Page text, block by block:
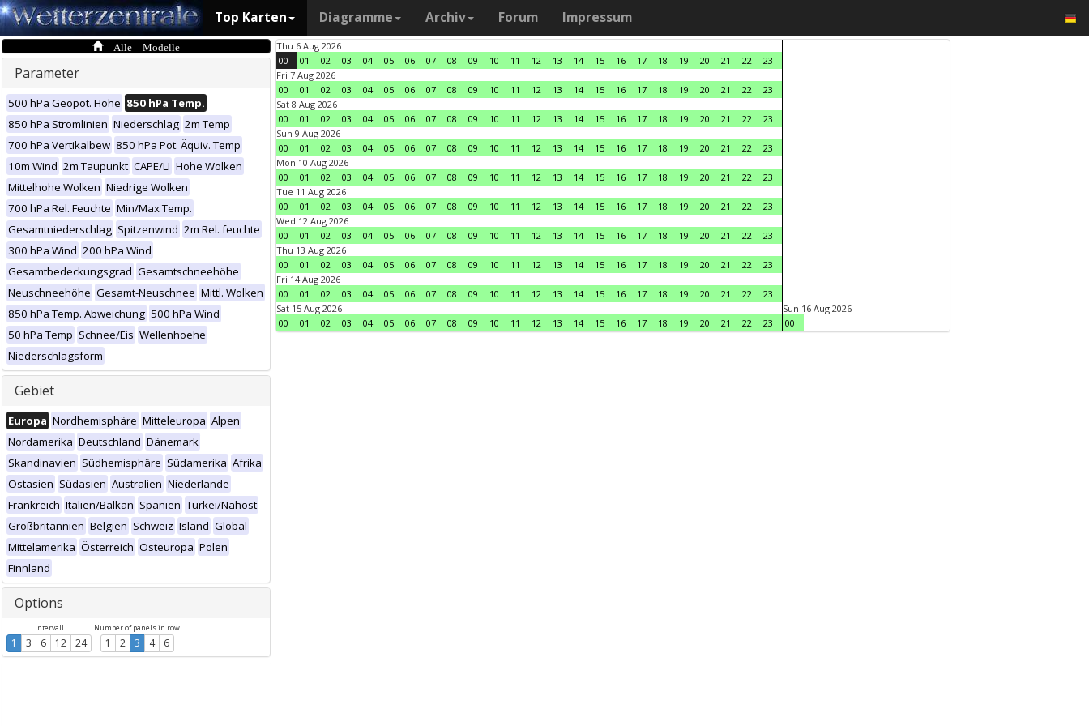
Top Karten Diagramme Archiv Forum Impressum
Alle Modelle
Parameter
500 hPa Geopot. Höhe 850 hPa Temp.
850 hPa Stromlinien Niederschlag 2m Temp
700 hPa Vertikalbew 850 hPa Pot. Äquiv. Temp
10m Wind 2m Taupunkt CAPE/LI Hohe Wolken
Mittelhohe Wolken Niedrige Wolken
700 hPa Rel. Feuchte Min/Max Temp.
Gesamtniederschlag Spitzenwind 2m Rel. feuchte
300 hPa Wind 200 hPa Wind
Gesamtbedeckungsgrad Gesamtschneehöhe
Neuschneehöhe Gesamt-Neuschnee Mittl. Wolken
850 hPa Temp. Abweichung 500 hPa Wind
50 hPa Temp Schnee/Eis Wellenhoehe
Niederschlagsform
Gebiet
Europa Nordhemisphäre Mitteleuropa Alpen
Nordamerika Deutschland Dänemark
Skandinavien Südhemisphäre Südamerika Afrika
Ostasien Südasien Australien Niederlande
Frankreich Italien/Balkan Spanien Türkei/Nahost
Großbritannien Belgien Schweiz Island Global
Mittelamerika Österreich Osteuropa Polen
Finnland
Options
Intervall
1 3 6 12 24
Number of panels in row
1 2 3 4 6
Thu 6 Aug 2026
00
01 02 03 04 05 06 07 08 09 10 11 12 13 14 15 16 17 18 19 20 21 22
23
Fri 7 Aug 2026
00
01 02 03 04 05 06 07 08 09 10 11 12 13 14 15 16 17 18 19 20 21 22
23
Sat 8 Aug 2026
00
01 02 03 04 05 06 07 08 09 10 11 12 13 14 15 16 17 18 19 20 21 22
23
Sun 9 Aug 2026
00
01 02 03 04 05 06 07 08 09 10 11 12 13 14 15 16 17 18 19 20 21 22
23
Mon 10 Aug 2026
00
01 02 03 04 05 06 07 08 09 10 11 12 13 14 15 16 17 18 19 20 21 22
23
Tue 11 Aug 2026
00
01 02 03 04 05 06 07 08 09 10 11 12 13 14 15 16 17 18 19 20 21 22
23
Wed 12 Aug 2026
00
01 02 03 04 05 06 07 08 09 10 11 12 13 14 15 16 17 18 19 20 21 22
23
Thu 13 Aug 2026
00
01 02 03 04 05 06 07 08 09 10 11 12 13 14 15 16 17 18 19 20 21 22
23
Fri 14 Aug 2026
00
01 02 03 04 05 06 07 08 09 10 11 12 13 14 15 16 17 18 19 20 21 22
23
Sat 15 Aug 2026
00
01 02 03 04 05 06 07 08 09 10 11 12 13 14 15 16 17 18 19 20 21 22 23
Sun 16 Aug 2026
00